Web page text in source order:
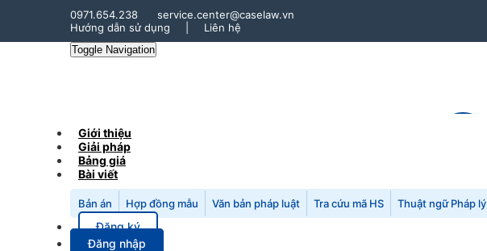
0971.654.238
service.center@caselaw.vn
Hướng dẫn sử dụng
Liên hệ
Toggle Navigation
Giới thiệu
Giải pháp
Bảng giá
Bài viết
Bản án Hợp đồng mẫu Văn bản pháp luật Tra cứu mã HS Thuật ngữ Pháp lý
Đăng ký
Đăng nhập